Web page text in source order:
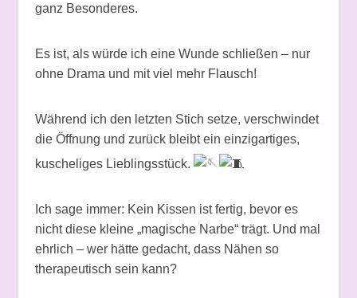
ganz Besonderes.
Es ist, als würde ich eine Wunde schließen – nur
ohne Drama und mit viel mehr Flausch!
Während ich den letzten Stich setze, verschwindet
die Öffnung und zurück bleibt ein einzigartiges,
kuscheliges Lieblingsstück.
Ich sage immer: Kein Kissen ist fertig, bevor es
nicht diese kleine „magische Narbe“ trägt. Und mal
ehrlich – wer hätte gedacht, dass Nähen so
therapeutisch sein kann?